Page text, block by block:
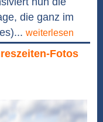
die ganz im
weiterlesen
Fotos